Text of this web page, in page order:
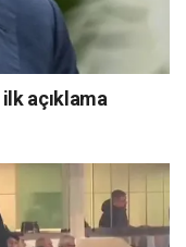
ilk açıklama